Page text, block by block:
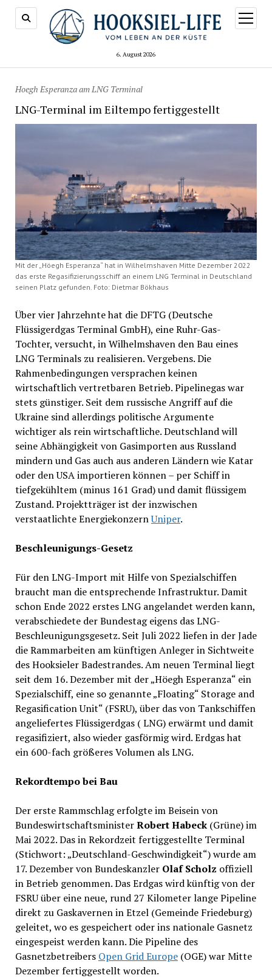
6. August 2026
Menü
öffnen
Hoegh Esperanza am LNG Terminal
LNG-Terminal im Eiltempo fertiggestellt
Mit der „Höegh Esperanza“ hat in Wilhelmshaven Mitte Dezember 2022
das erste Regasifizierungsschiff an einem LNG Terminal in Deutschland
seinen Platz gefunden. Foto: Dietmar Bökhaus
Über vier Jahrzehnte hat die DFTG (Deutsche
Flüssigerdgas Terminal GmbH), eine Ruhr-Gas-
Tochter, versucht, in Wilhelmshaven den Bau eines
LNG Terminals zu realisieren. Vergebens. Die
Rahmenbedingungen versprachen keinen
wirtschaftlich vertretbaren Betrieb. Pipelinegas war
stets günstiger. Seit dem russische Angriff auf die
Ukraine sind allerdings politische Argumente
wichtiger als rein wirtschaftliche. Deutschland will
seine Abhängigkeit von Gasimporten aus Russland
mindern und Gas auch aus anderen Ländern wie Katar
oder den USA importieren können – per Schiff in
tiefgekühltem (minus 161 Grad) und damit flüssigem
Zustand. Projektträger ist der inzwischen
verstaatlichte EnergiekonzernUniper.
Beschleunigungs-Gesetz
Für den LNG-Import mit Hilfe von Spezialschiffen
braucht man die entsprechende Infrastruktur. Damit
schon Ende 2022 erstes LNG angelandet werden kann,
verabschiedete der Bundestag eigens das LNG-
Beschleunigungsgesetz. Seit Juli 2022 liefen in der Jade
die Rammarbeiten am künftigen Anleger in Sichtweite
des Hooksieler Badestrandes. Am neuen Terminal liegt
seit dem 16. Dezember mit der „Höegh Esperanza“ ein
Spezialschiff, eine so genannte „Floating“ Storage and
Regasification Unit“ (FSRU), über das von Tankschiffen
angeliefertes Flüssigerdgas ( LNG) erwärmt und damit
regasifiziert, also wieder gasförmig wird. Erdgas hat
ein 600-fach größeres Volumen als LNG.
Rekordtempo bei Bau
Der erste Rammschlag erfolgte im Beisein von
BundeswirtschaftsministerRobert Habeck (Grüne) im
Mai 2022. Das in Rekordzeit fertiggestellte Terminal
(Stichwort: „Deutschland-Geschwindigkeit“) wurde am
17. Dezember von Bundeskanzler Olaf Scholz offiziell
in Betrieb genommen. Das Erdgas wird künftig von der
FSRU über eine neue, rund 27 Kilometer lange Pipeline
direkt zu Gaskavernen in Etzel (Gemeinde Friedeburg)
geleitet, wo es gespeichert oder ins nationale Gasnetz
eingespeist werden kann. Die Pipeline des
Gasnetzbetreibers Open Grid Europe(OGE) war Mitte
Dezember fertiggestellt worden.